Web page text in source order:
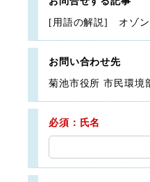
[用語の解説] オゾン
お問い合わせ先
菊池市役所 市民環境
必須：氏名